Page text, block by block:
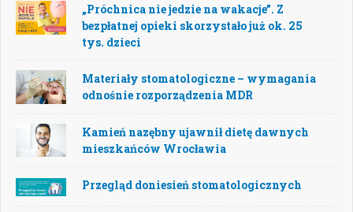
„Próchnica nie jedzie na wakacje”. Z
bezpłatnej opieki skorzystało już ok. 25
tys. dzieci
Materiały stomatologiczne – wymagania
odnośnie rozporządzenia MDR
Kamień nazębny ujawnił dietę dawnych
mieszkańców Wrocławia
Przegląd doniesień stomatologicznych